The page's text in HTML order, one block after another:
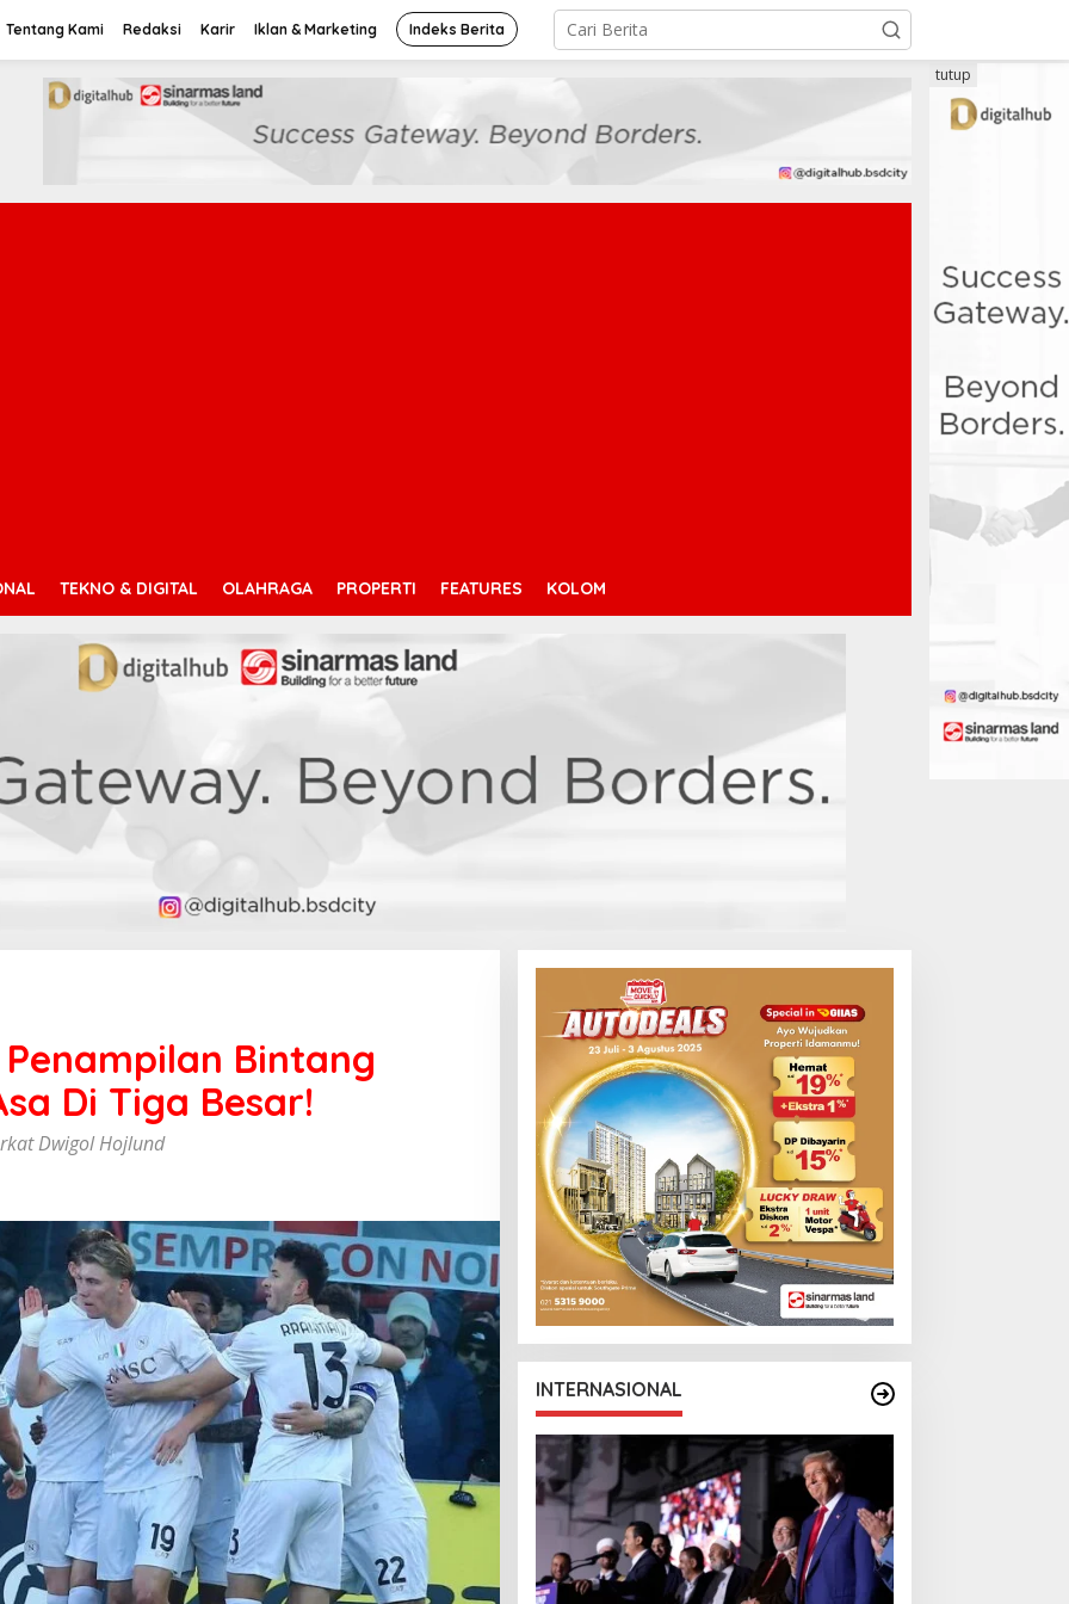
Tentang Kami Redaksi Karir Iklan & Marketing Indeks Berita
TEKNO & DIGITAL OLAHRAGA PROPERTI FEATURES KOLOM
tutup
Bintang
Di Tiga Besar!
Dwigol Hojlund
INTERNASIONAL